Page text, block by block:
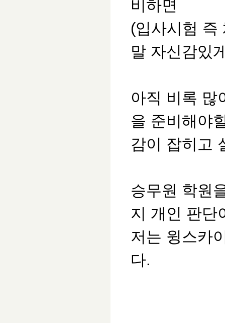
비하면
(입사시험 즉
말 자신감있
아직 비록 많
을 준비해야
감이 잡히고
승무원 학원
지 개인 판단
저는 윙스카
다.